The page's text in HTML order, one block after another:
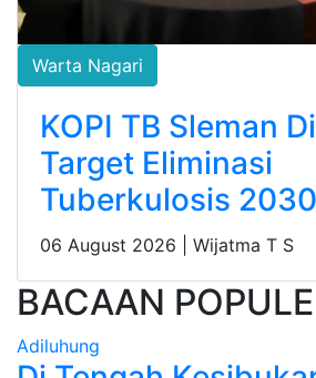
Warta Nagari
KOPI TB Sleman
Target Eliminasi
Tuberkulosis
06 August 2026 | Wijatma T S
BACAAN
Adiluhung